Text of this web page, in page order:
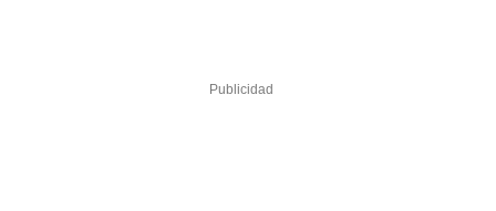
Publicidad